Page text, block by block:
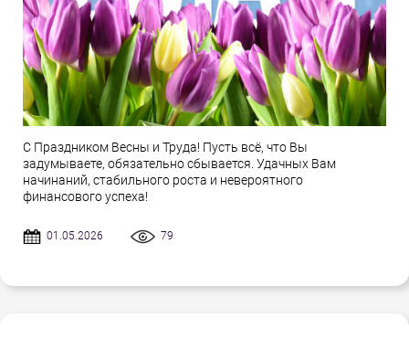
С Праздником Весны и Труда! Пусть всё, что Вы
задумываете, обязательно сбывается. Удачных Вам
начинаний, стабильного роста и невероятного
финансового успеха!
01.05.2026 79